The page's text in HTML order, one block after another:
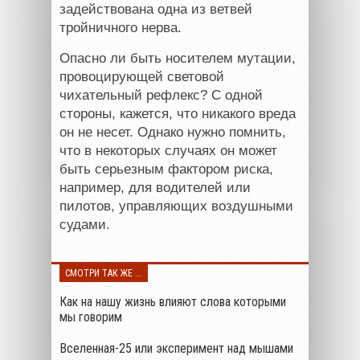
задействована одна из ветвей
тройничного нерва.
Опасно ли быть носителем мутации,
провоцирующей световой
чихательный рефлекс? С одной
стороны, кажется, что никакого вреда
он не несет. Однако нужно помнить,
что в некоторых случаях он может
быть серьезным фактором риска,
например, для водителей или
пилотов, управляющих воздушными
судами.
СМОТРИ ТАК ЖЕ ...
Как на нашу жизнь влияют слова которыми
мы говорим
Вселенная-25 или эксперимент над мышами